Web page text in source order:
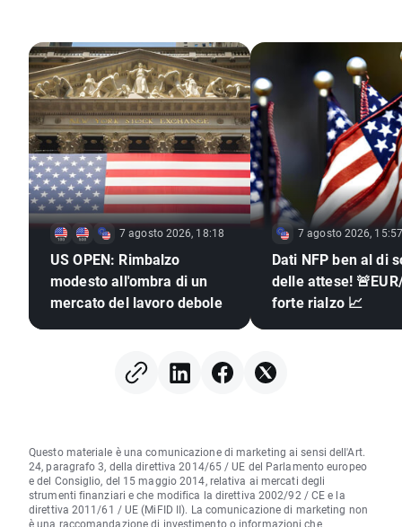
7 agosto 2026, 18:18
US OPEN: Rimbalzo
modesto all'ombra di un
mercato del lavoro debole
7 agosto 2026, 15:57
Dati NFP ben al di
delle attese!
forte rialzo 📈
Questo materiale è una comunicazione di marketing ai sensi dell'Art.
24, paragrafo 3, della direttiva 2014/65 / UE del Parlamento europeo
e del Consiglio, del 15 maggio 2014, relativa ai mercati degli
strumenti finanziari e che modifica la direttiva 2002/92 / CE e la
direttiva 2011/61 / UE (MiFID II). La comunicazione di marketing non
è una raccomandazione di investimento o informazioni che